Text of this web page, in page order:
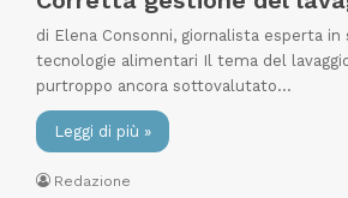
di Elena Consonni, giornalista esperta in
tecnologie alimentari Il tema del
purtroppo ancora sottovalutato…
Leggi di più »
Redazione